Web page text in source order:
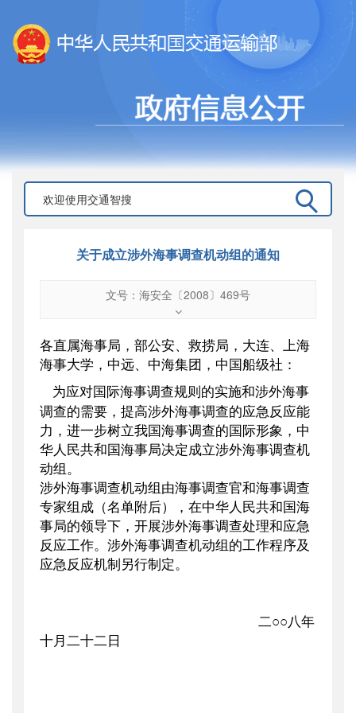
关于成立涉外海事调查机动组的通知
文号：海安全〔2008〕469号
海安全〔2008〕469号
公开日期：2009年01月19日
主题词
：
涉外海事调查聘任通知
机构分类：海事局
主题分类 ： 安全质量
公文类型：其他
各直属海事局，部公安、救捞局，大连、上海
海事大学，中远、中海集团，中国船级社：
为应对国际海事调查规则的实施和涉外海事
调查的需要，提高涉外海事调查的应急反应能
力，进一步树立我国海事调查的国际形象，中
华人民共和国海事局决定成立涉外海事调查机
动组。
涉外海事调查机动组由海事调查官和海事调查
专家组成（名单附后），在中华人民共和国海
事局的领导下，开展涉外海事调查处理和应急
反应工作。涉外海事调查机动组的工作程序及
应急反应机制另行制定。
二○○八年
十月二十二日